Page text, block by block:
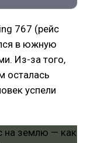
767 (рейс
в южную
Из-за того,
осталась
успели